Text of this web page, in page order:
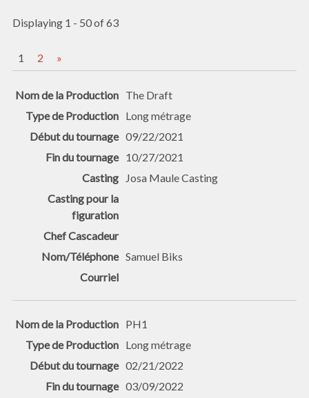
Displaying 1 - 50 of 63
1 2 »
The Draft
Long métrage
09/22/2021
10/27/2021
Josa Maule Casting
Samuel Biks
PH1
Long métrage
02/21/2022
03/09/2022